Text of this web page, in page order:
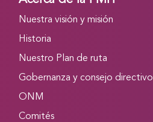
Nuestra visión y misión
Historia
Nuestro Plan de ruta
Gobernanza y consejo directivo
ONM
Comités